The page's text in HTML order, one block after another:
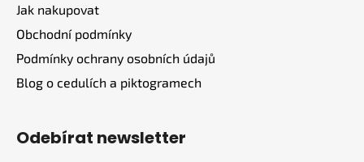
Jak nakupovat
Obchodní podmínky
Podmínky ochrany osobních údajů
Blog o cedulích a piktogramech
Odebírat newsletter